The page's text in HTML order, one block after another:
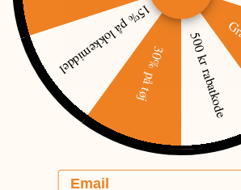
TJÆRE, BØG 2,5 LITER DUNK --- KØB FLERE
500 kr rabatkode
30% på tøj
15% på lokkemiddel
Email